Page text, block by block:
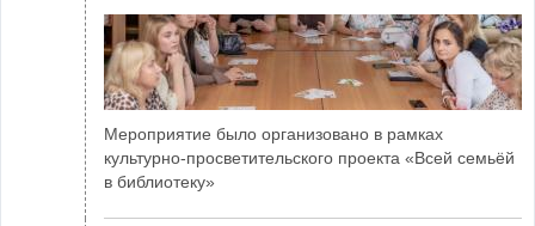
Мероприятие было организовано в рамках
культурно-просветительского проекта «Всей семьёй
в библиотеку»